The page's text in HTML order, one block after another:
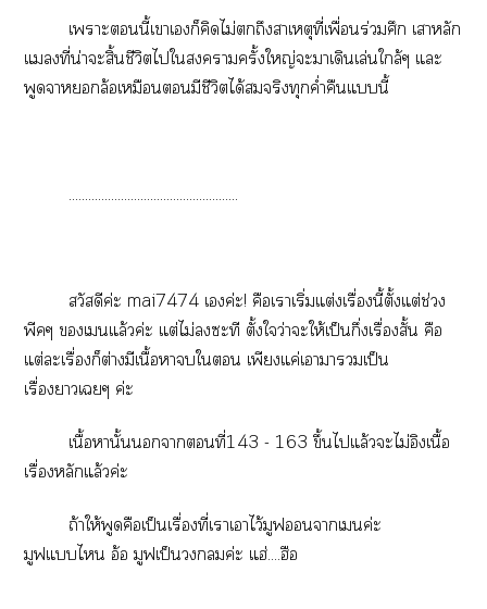
เาะนี้เาเก็คิดไม่ถึงสาเหตุที่เพื่อนร่วมศึก เาหลัก
แที่น่าะสิ้นชีวิตไใาครั้งใหญ่ะาเดินเล่นใกล้ๆ แะ
พูดจาล้อเหมือนมีชีวิตได้สมจริงทุกค่ำคืนแนี้
....................................................
สวัสดีค่ะ mai7474 เค่ะ! คือเาเริ่มแต่งเรื่องนี้ตั้งแต่ช่วง
พีคๆ เแล้วค่ะ แต่ไม่ซะที ตั้งใว่าะให้เป็นกึ่งเรื่องสั้น คือ
แต่ะเรื่องก็ต่างมีเนื้อาใ เพียงแค่เาาวมเป็น
เรื่องาเๆ ค่ะ
เนื้อหานั้นาที่143 - 163 ขึ้นไแล้วะไม่อิงเนื้อ
เรื่องหลักแล้วค่ะ
ถ้าให้พูดคือเป็นเรื่องที่เาเาไว้มูฟนาเค่ะ
มูฟแไ อ้อ มูฟเป็นค่ะ แฮ่....ฮือ